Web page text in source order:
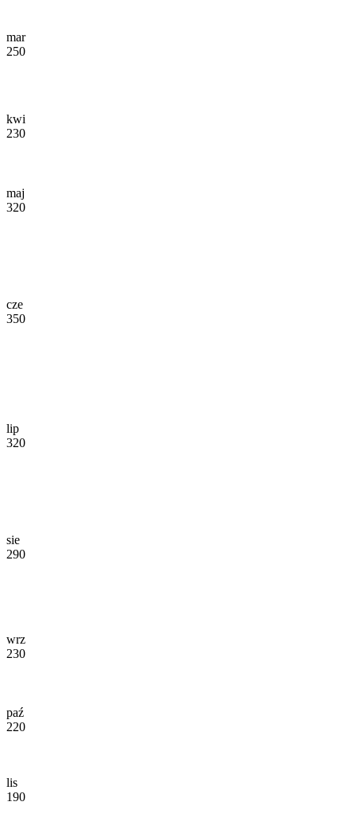
mar
250
kwi
230
maj
320
cze
350
lip
320
sie
290
wrz
230
paź
220
lis
190